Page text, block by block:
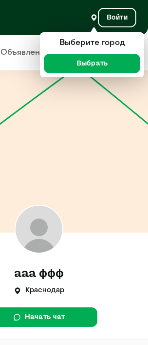
Войти
Объявления Отзывы
ааа ффф
Краснодар
Начать чат
Выберите город
Выбрать